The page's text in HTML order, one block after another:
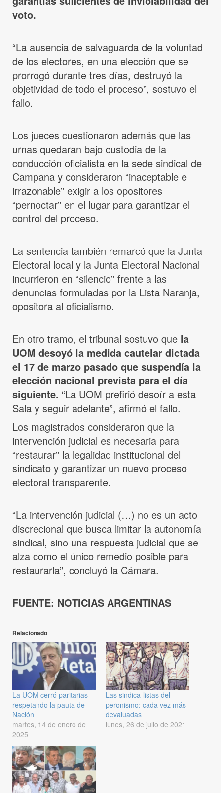
voto.
“La ausencia de salvaguarda de la voluntad
de los electores, en una elección que se
prorrogó durante tres días, destruyó la
objetividad de todo el proceso”, sostuvo el
fallo.
Los jueces cuestionaron además que las
urnas quedaran bajo custodia de la
conducción oficialista en la sede sindical de
Campana y consideraron “inaceptable e
irrazonable” exigir a los opositores
“pernoctar” en el lugar para garantizar el
control del proceso.
La sentencia también remarcó que la Junta
Electoral local y la Junta Electoral Nacional
incurrieron en “silencio” frente a las
denuncias formuladas por la Lista Naranja,
opositora al oficialismo.
En otro tramo, el tribunal sostuvo que la
UOM desoyó la medida cautelar dictada
el 17 de marzo pasado que suspendía la
elección nacional prevista para el día
siguiente. “La UOM prefirió desoír a esta
Sala y seguir adelante”, afirmó el fallo.
Los magistrados consideraron que la
intervención judicial es necesaria para
“restaurar” la legalidad institucional del
sindicato y garantizar un nuevo proceso
electoral transparente.
“La intervención judicial (…) no es un acto
discrecional que busca limitar la autonomía
sindical, sino una respuesta judicial que se
alza como el único remedio posible para
restaurarla”, concluyó la Cámara.
FUENTE: NOTICIAS ARGENTINAS
Relacionado
La UOM cerró paritarias
respetando la pauta de
Nación
martes, 14 de enero de
2025
Las sindica-listas del
peronismo: cada vez más
devaluadas
lunes, 26 de julio de 2021